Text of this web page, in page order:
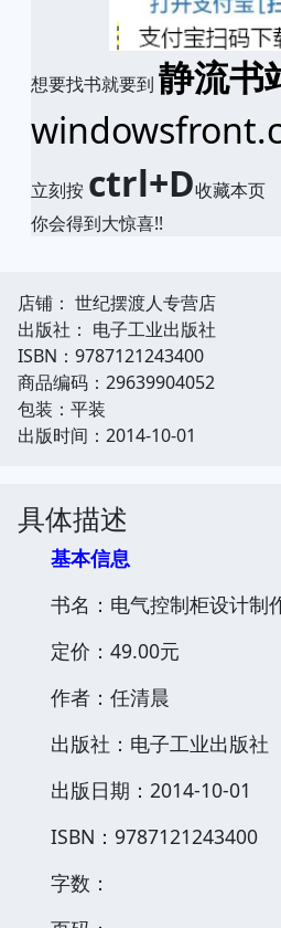
想要找书就要到 静流书
立刻按 ctrl+D收藏本页
你会得到大惊喜!!
店铺： 世纪摆渡人专营店
出版社： 电子工业出版社
ISBN：9787121243400
商品编码：29639904052
包装：平装
出版时间：2014-10-01
具体描述
基本信息
书名：电气控制柜设计
定价：49.00元
作者：任清晨
出版社：电子工业出版社
出版日期：2014-10-01
ISBN：9787121243400
字数：